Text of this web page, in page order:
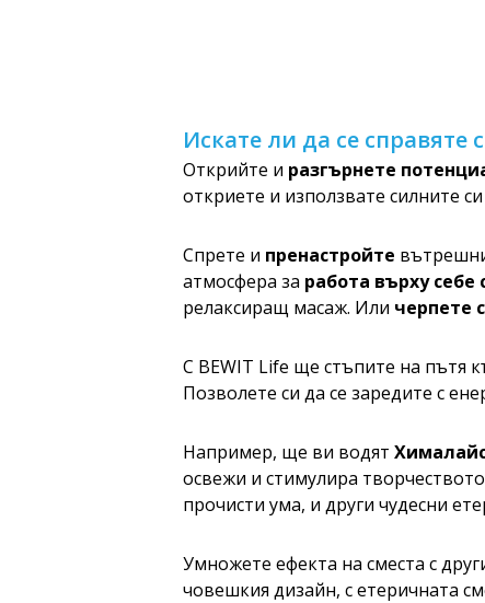
Искате ли да се справяте
Открийте и разгърнете
откриете и използвате силните
Спрете и пренастройте
атмосфера за работа върху себе
релаксиращ масаж. Или черпете
С BEWIT Life ще стъпите на пътя
Позволете си да се заредите с
Например, ще ви водят
освежи и стимулира
прочисти ума, и други чудесни
Умножете ефекта на сместа с
човешкия дизайн, с етеричната